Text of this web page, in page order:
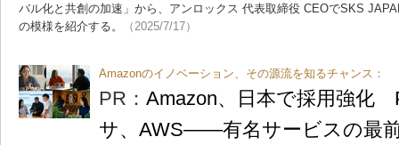
バル化と共創の加速」から、アンロックス 代表取締役 CEOでSKS
の模様を紹介する。
（2025/7/17）
Amazonのイノベーション、その源流を知るチャンス：
PR： Amazon、日本で採用強化
サ、AWS――有名サービスの最